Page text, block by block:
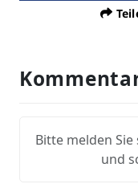
Bitte melden
und